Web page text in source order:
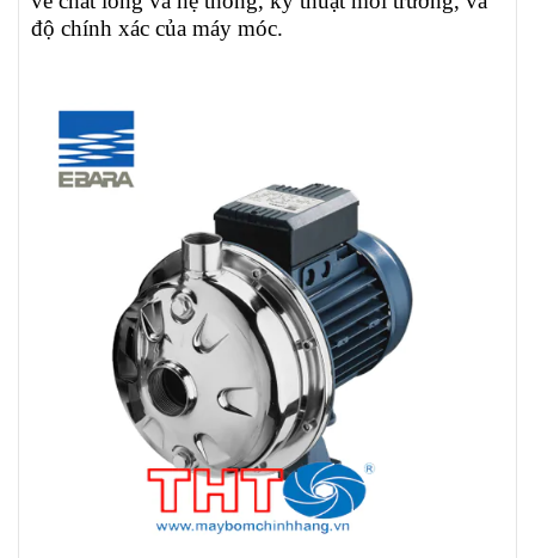
độ chính xác của máy móc.